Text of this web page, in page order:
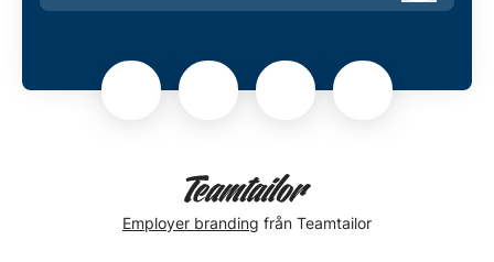
Employer branding från Teamtailor